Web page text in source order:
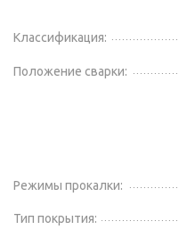
Классификация:
Положение сварки:
Режимы прокалки:
Тип покрытия: